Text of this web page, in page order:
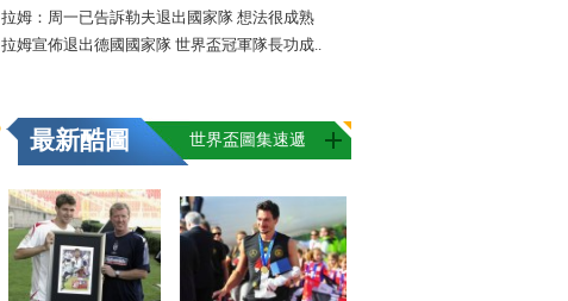
拉姆：周一已告訴勒夫退出國家隊 想法很成熟
拉姆宣佈退出德國國家隊 世界盃冠軍隊長功成..
最新酷圖 世界盃圖集速遞